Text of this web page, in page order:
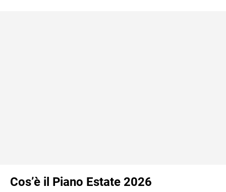
Cos’è il Piano Estate 2026